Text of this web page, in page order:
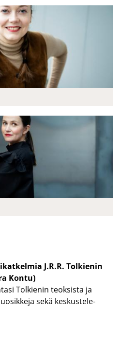
J.R.R. Tol­kie­nin
Kontu)
Tol­kie­nin teok­sis­ta ja
sekä kes­kus­te­le­